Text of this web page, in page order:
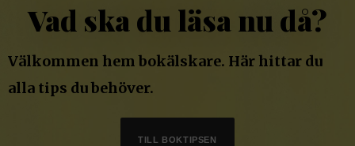
Vad ska du läsa nu då?
Välkommen hem bokälskare. Här hittar du
alla tips du behöver.
TILL BOKTIPSEN